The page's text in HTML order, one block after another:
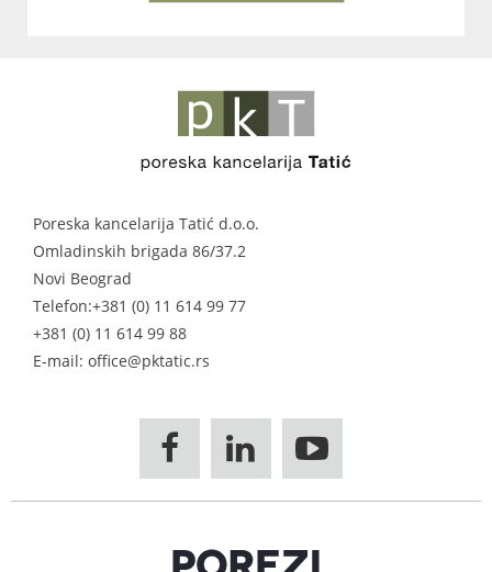
Poreska kancelarija Tatić d.o.o.
Omladinskih brigada 86/37.2
Novi Beograd
Telefon:+381 (0) 11 614 99 77
+381 (0) 11 614 99 88
E-mail: office@pktatic.rs
  